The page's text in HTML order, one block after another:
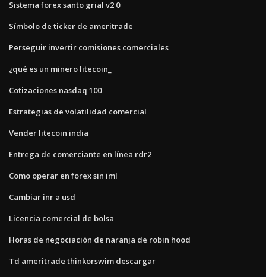
Sistema forex santo grial v2 0
Símbolo de ticker de ameritrade
Perseguir invertir comisiones comerciales
¿qué es un minero litecoin_
Cotizaciones nasdaq 100
Estrategias de volatilidad comercial
Vender litecoin india
Entrega de comerciante en línea rdr2
Como operar en forex sin iml
Cambiar inr a usd
Licencia comercial de bolsa
Horas de negociación de naranja de robin hood
Td ameritrade thinkorswim descargar